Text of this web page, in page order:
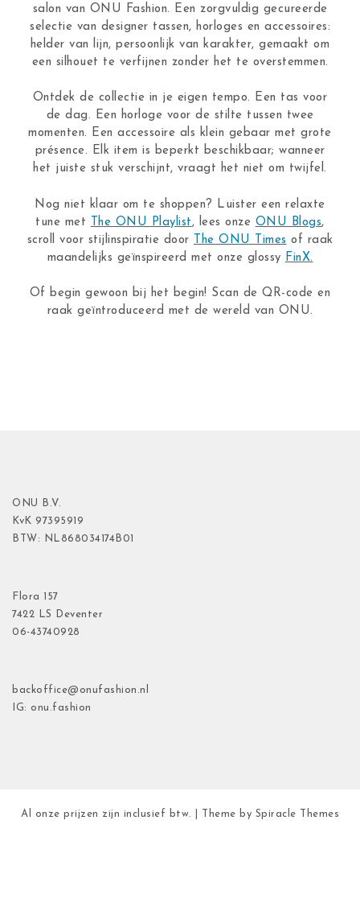
salon van ONU Fashion. Een zorgvuldig gecureerde
selectie van designer tassen, horloges en accessoires:
helder van lijn, persoonlijk van karakter, gemaakt om
een silhouet te verfijnen zonder het te overstemmen.
Ontdek de collectie in je eigen tempo. Een tas voor
de dag. Een horloge voor de stilte tussen twee
momenten. Een accessoire als klein gebaar met grote
présence. Elk item is beperkt beschikbaar; wanneer
het juiste stuk verschijnt, vraagt het niet om twijfel.
Nog niet klaar om te shoppen? Luister een relaxte
tune met
The ONU Playlist , lees onze ONU Blogs,
scroll voor stijlinspiratie door
The ONU Times of raak
maandelijks geïnspireerd met onze glossy FinX.
Of begin gewoon bij het begin! Scan de QR-code en
raak geïntroduceerd met de wereld van ONU.
ONU B.V.
KvK 97395919
BTW: NL868034174B01
Flora 157
7422 LS Deventer
06-43740928
backoffice@onufashion.nl
IG: onu.fashion
Al onze prijzen zijn inclusief btw. | Theme by Spiracle Themes